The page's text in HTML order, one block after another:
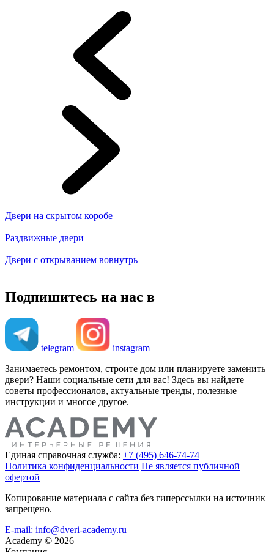
Двери на скрытом коробе
Раздвижные двери
Двери с открыванием вовнутрь
Подпишитесь на нас в
telegram
instagram
Занимаетесь ремонтом, строите дом или планируете заменить
двери? Наши социальные сети для вас! Здесь вы найдете
советы профессионалов, актуальные тренды, полезные
инструкции и многое другое.
Единая справочная служба: +7 (495) 646-74-74
Политика конфиденциальности Не является публичной
офертой
Копирование материала с сайта без гиперссылки на источник
запрещено.
E-mail: info@dveri-academy.ru
Academy © 2026